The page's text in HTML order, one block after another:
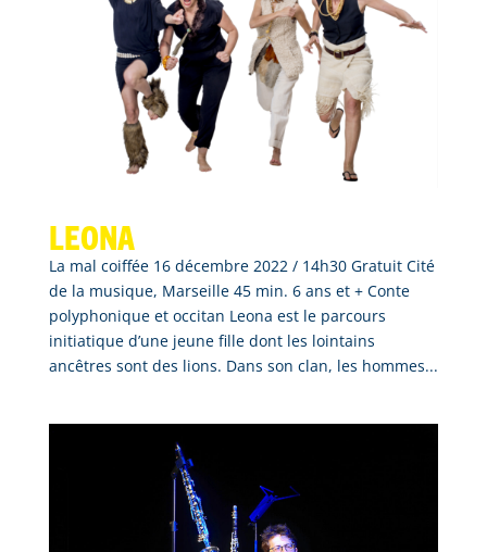
Leona
La mal coiffée 16 décembre 2022 / 14h30 Gratuit Cité
de la musique, Marseille 45 min. 6 ans et + Conte
polyphonique et occitan Leona est le parcours
initiatique d’une jeune fille dont les lointains
ancêtres sont des lions. Dans son clan, les hommes...